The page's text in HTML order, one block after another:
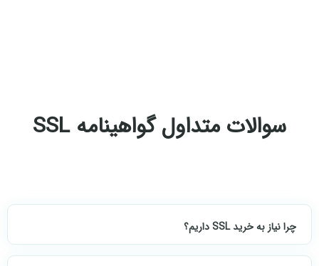
سوالات متداول گواهینامه SSL
چرا نیاز به خرید SSL داریم؟